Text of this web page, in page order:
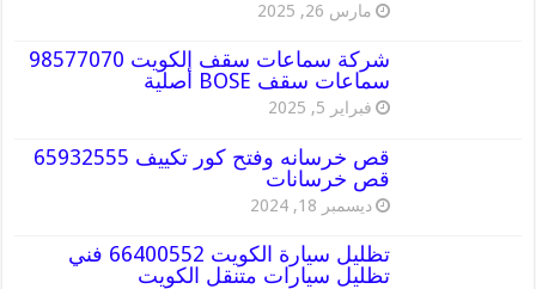
مارس 26, 2025
شركة سماعات سقف الكويت 98577070
سماعات سقف BOSE أصلية
فبراير 5, 2025
قص خرسانه وفتح كور تكييف 65932555
قص خرسانات
ديسمبر 18, 2024
تظليل سيارة الكويت 66400552 فني
تظليل سيارات متنقل الكويت